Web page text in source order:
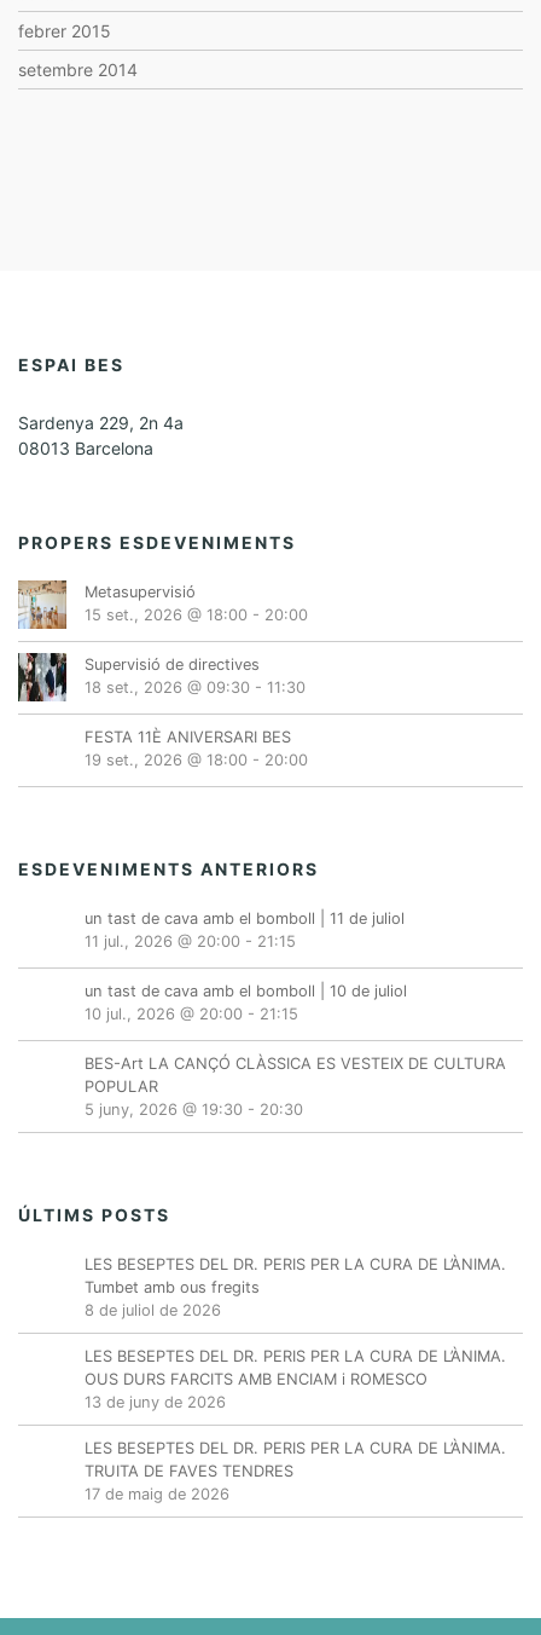
febrer 2015
setembre 2014
ESPAI BES
Sardenya 229, 2n 4a
08013 Barcelona
PROPERS ESDEVENIMENTS
Metasupervisió
15 set., 2026 @ 18:00 - 20:00
Supervisió de directives
18 set., 2026 @ 09:30 - 11:30
FESTA 11È ANIVERSARI BES
19 set., 2026 @ 18:00 - 20:00
ESDEVENIMENTS ANTERIORS
un tast de cava amb el bomboll | 11 de juliol
11 jul., 2026 @ 20:00 - 21:15
un tast de cava amb el bomboll | 10 de juliol
10 jul., 2026 @ 20:00 - 21:15
BES-Art LA CANÇÓ CLÀSSICA ES VESTEIX DE CULTURA
POPULAR
5 juny, 2026 @ 19:30 - 20:30
ÚLTIMS POSTS
LES BESEPTES DEL DR. PERIS PER LA CURA DE L’ÀNIMA.
Tumbet amb ous fregits
8 de juliol de 2026
LES BESEPTES DEL DR. PERIS PER LA CURA DE L’ÀNIMA.
OUS DURS FARCITS AMB ENCIAM i ROMESCO
13 de juny de 2026
LES BESEPTES DEL DR. PERIS PER LA CURA DE L’ÀNIMA.
TRUITA DE FAVES TENDRES
17 de maig de 2026